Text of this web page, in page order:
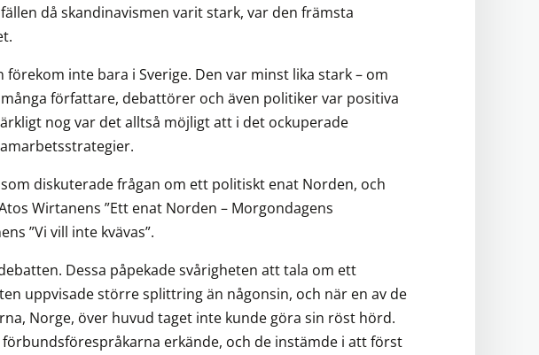
då skandinavismen varit stark, var den främsta
inte bara i Sverige. Den var minst lika stark – om
författare, debattörer och även politiker var positiva
nog var det alltså möjligt att i det ockuperade
diskuterade frågan om ett politiskt enat Norden, och
Wirtanens ”Ett enat Norden – Morgondagens
”Vi vill inte kvävas”.
Dessa påpekade svårigheten att tala om ett
uppvisade större splittring än någonsin, och när en av de
Norge, över huvud taget inte kunde göra sin röst hörd.
erkände, och de instämde i att först